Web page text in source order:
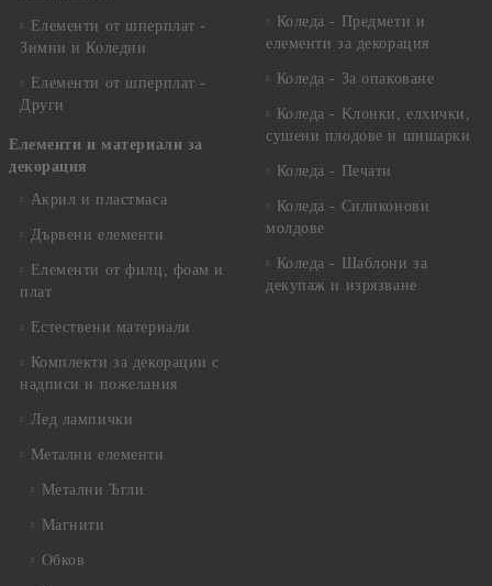
Елементи от шперплат -
Зимни и Коледни
Елементи от шперплат -
Други
Елементи и материали за
декорация
Акрил и пластмаса
Дървени елементи
Елементи от филц, фоам и
плат
Естествени материали
Комплекти за декорации с
надписи и пожелания
Лед лампички
Метални елементи
Метални Ъгли
Магнити
Обков
Коледа - Предмети и
елементи за декорация
Коледа - За опаковане
Коледа - Kлонки, елхички,
сушени плодове и шишарки
Коледа - Печати
Коледа - Силиконови
молдове
Коледа - Шаблони за
декупаж и изрязване